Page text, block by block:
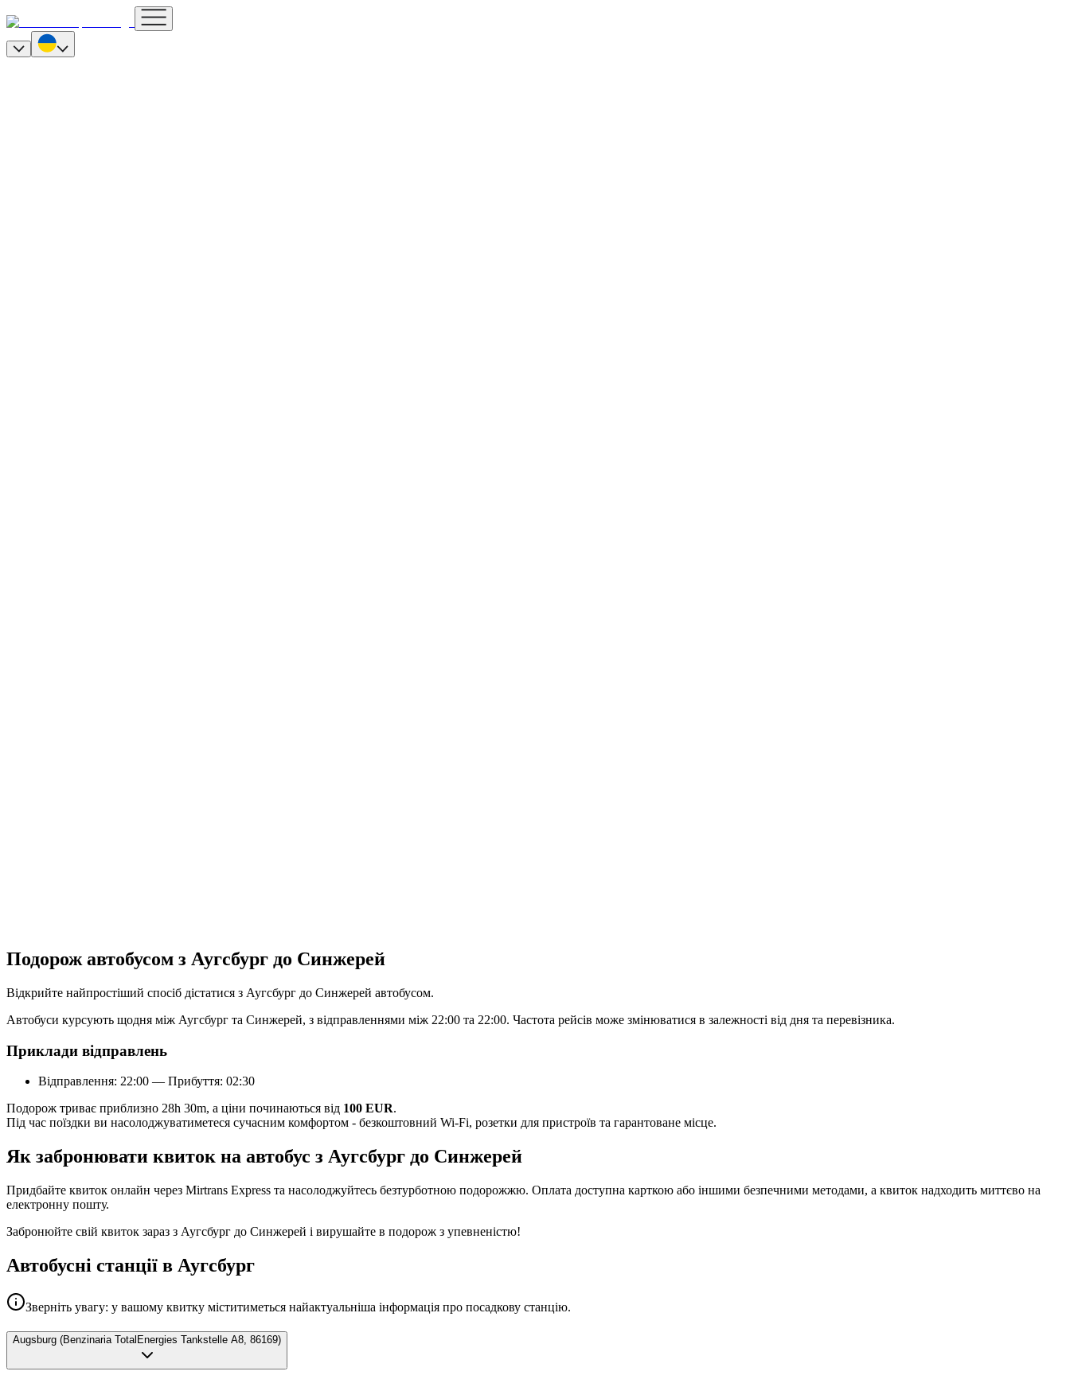
Подорож автобусом з Аугсбург до Синжерей
Відкрийте найпростіший спосіб дістатися з Аугсбург до Синжерей автобусом.
Автобуси курсують щодня між Аугсбург та Синжерей, з відправленнями між 22:00 та 22:00. Частота рейсів може змінюватися в залежності від дня та перевізника.
Приклади відправлень
Відправлення: 22:00 — Прибуття: 02:30
Подорож триває приблизно 28h 30m, а ціни починаються від 100 EUR.
Під час поїздки ви насолоджуватиметеся сучасним комфортом - безкоштовний Wi-Fi, розетки для пристроїв та гарантоване місце.
Як забронювати квиток на автобус з Аугсбург до Синжерей
Придбайте квиток онлайн через Mirtrans Express та насолоджуйтесь безтурботною подорожжю. Оплата доступна карткою або іншими безпечними методами, а квиток надходить миттєво на
електронну пошту.
Забронюйте свій квиток зараз з Аугсбург до Синжерей і вирушайте в подорож з упевненістю!
Автобусні станції в Аугсбург
Зверніть увагу: у вашому квитку міститиметься найактуальніша інформація про посадкову станцію.
Augsburg (Benzinaria TotalEnergies Tankstelle A8, 86169)